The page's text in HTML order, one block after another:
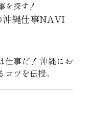
を探す！
沖縄仕事NAVI
仕事だ！ 沖縄にお
ツを伝授。